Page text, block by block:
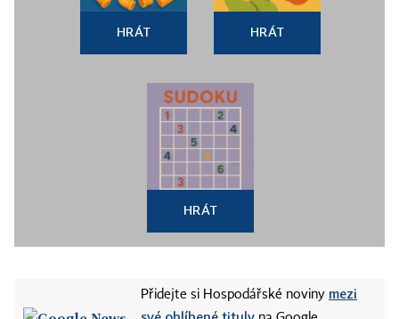
HRÁT HRÁT
HRÁT
Přidejte si Hospodářské noviny mezi